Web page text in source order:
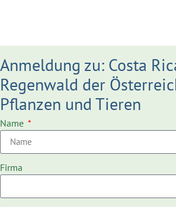
Anmeldung zu: Costa
Regenwald der
Pflanzen und Tieren
Name
Firma